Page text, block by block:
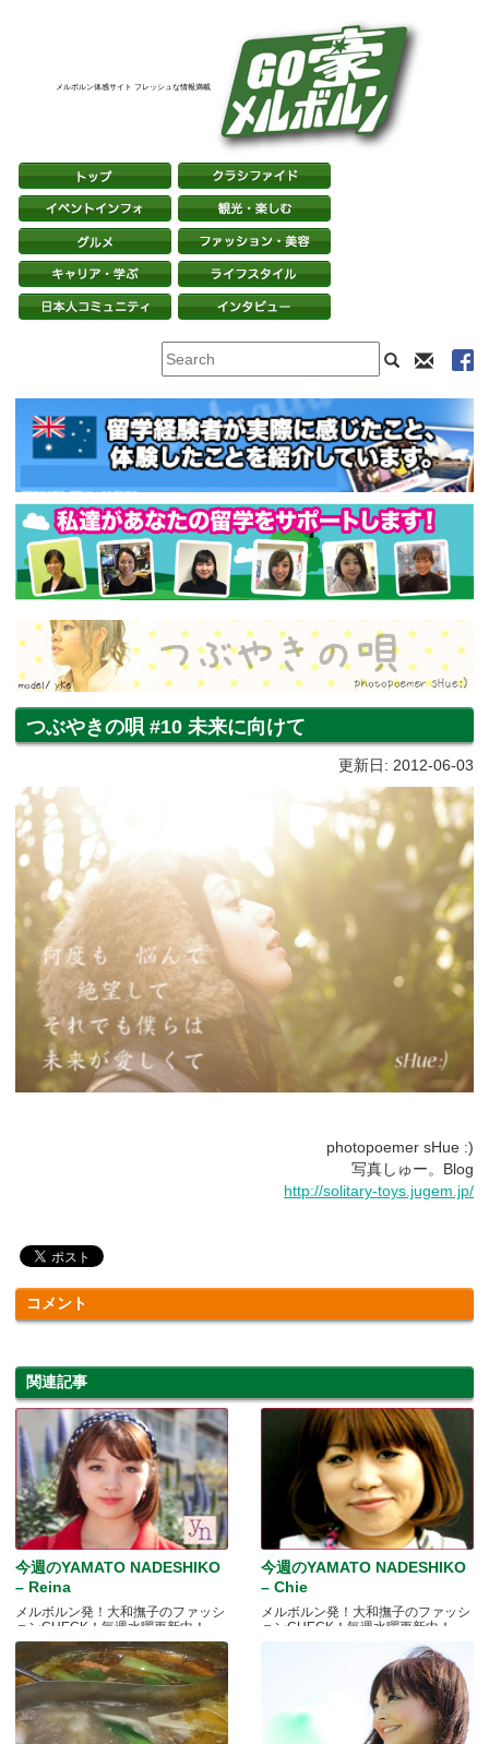
メルボルン体感サイト フレッシュな情報満載
つぶやきの唄 #10 未来に向けて
更新日: 2012-06-03
photopoemer sHue :)
写真しゅー。Blog
http://solitary-toys.jugem.jp/
コメント
関連記事
今週のYAMATO NADESHIKO
– Reina
メルボルン発！大和撫子のファッシ
ョンCHECK！毎週水曜更新中！
今週のYAMATO NADESHIKO
– Chie
メルボルン発！大和撫子のファッシ
ョンCHECK！毎週水曜更新中！